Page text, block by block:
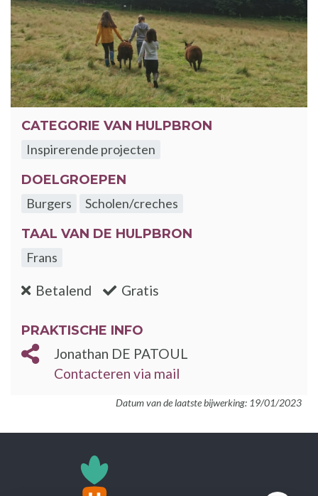
CATEGORIE VAN HULPBRON
Inspirerende projecten
DOELGROEPEN
Burgers
Scholen/creches
TAAL VAN DE HULPBRON
Frans
Betalend :nee Gratis
PRAKTISCHE INFO
Jonathan DE PATOUL
Contacteren via mail
Datum van de laatste bijwerking: 19/01/2023